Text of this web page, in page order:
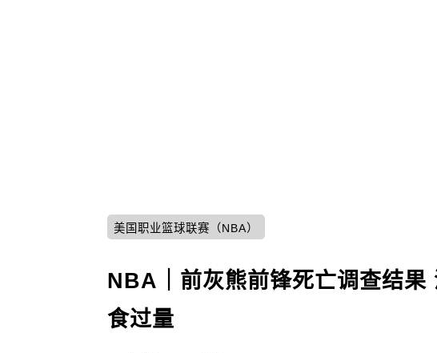
美国职业篮球联赛（NBA）
NBA｜前灰熊前锋死亡调查结果
食过量